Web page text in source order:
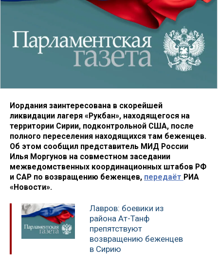
Иордания заинтересована в скорейшей
ликвидации лагеря «Рукбан», находящегося на
территории Сирии, подконтрольной США, после
полного переселения находящихся там беженцев.
Об этом сообщил представитель МИД России
Илья Моргунов на совместном заседании
межведомственных координационных штабов РФ
и САР по возвращению беженцев, передаёт РИА
«Новости».
Лавров: боевики из
района Ат-Танф
препятствуют
возвращению беженцев
в Сирию